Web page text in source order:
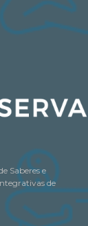
Saberes e
de